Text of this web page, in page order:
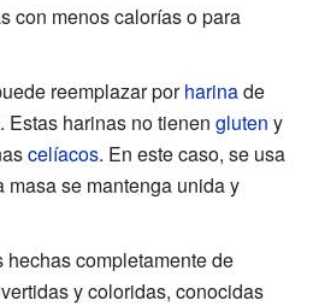
con menos calorías o para
reemplazar porharinade
Estas harinas no tienen gluten y
celíacos. En este caso, se usa
se mantenga unida y
hechas completamente de
y coloridas, conocidas